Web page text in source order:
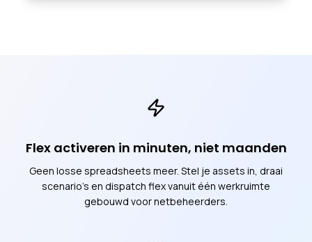
Flex activeren in minuten, niet maanden
Geen losse spreadsheets meer. Stel je assets in, draai
scenario's en dispatch flex vanuit één werkruimte
gebouwd voor netbeheerders.